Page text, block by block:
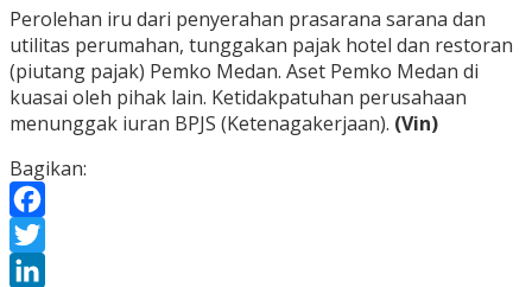
Perolehan iru dari penyerahan prasarana sarana dan
utilitas perumahan, tunggakan pajak hotel dan restoran
(piutang pajak) Pemko Medan. Aset Pemko Medan di
kuasai oleh pihak lain. Ketidakpatuhan perusahaan
menunggak iuran BPJS (Ketenagakerjaan). (Vin)
Bagikan:
Facebook
Twitter